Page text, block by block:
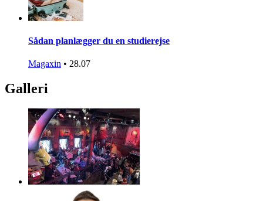
Sådan planlægger du en studierejse
Magaxin • 28.07
Galleri